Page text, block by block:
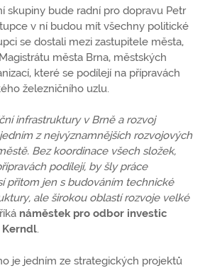
skupiny bude radní pro dopravu Petr
v ní budou mít všechny politické
se dostali mezi zastupitele města,
města Brna, městských
které se podílejí na přípravách
železničního uzlu.
infrastruktury v Brně a rozvoj
z nejvýznamnějších rozvojových
Bez koordinace všech složek,
podílejí, by šly práce
přitom jen s budováním technické
ale širokou oblastí rozvoje velké
náměstek pro odbor investic
Kerndl.
je jedním ze strategických projektů